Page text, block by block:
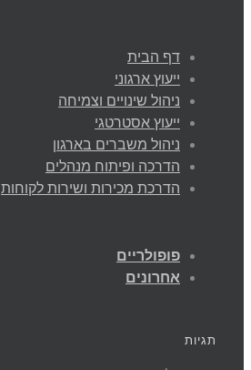
דף הבית
ייעוץ ארגוני
ניהול שינויים וצמיחה
ייעוץ אסטרטגי
ניהול משברים בארגון
הדרכה ופיתוח מנהלים
הדרכת מכירות ושירות לקוחות
פופולריים
אחרונים
תגיות